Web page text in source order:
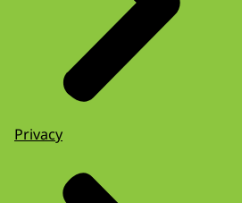
Privacy